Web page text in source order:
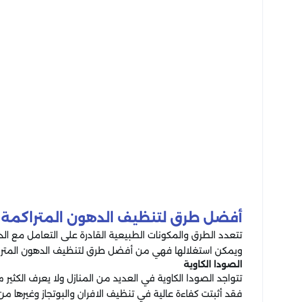
أفضل طرق لتنظيف الدهون
تتعدد الطرق والمكونات الطبيعية القادرة على التعامل مع
ويمكن استغلالها فهي من أفضل طرق لتنظيف الدهون
الصودا الكاوية
تتواجد الصودا الكاوية في العديد من المنازل ولا يعرف
فقد أثبتت كفاءة عالية في تنظيف الافران والبوتجاز